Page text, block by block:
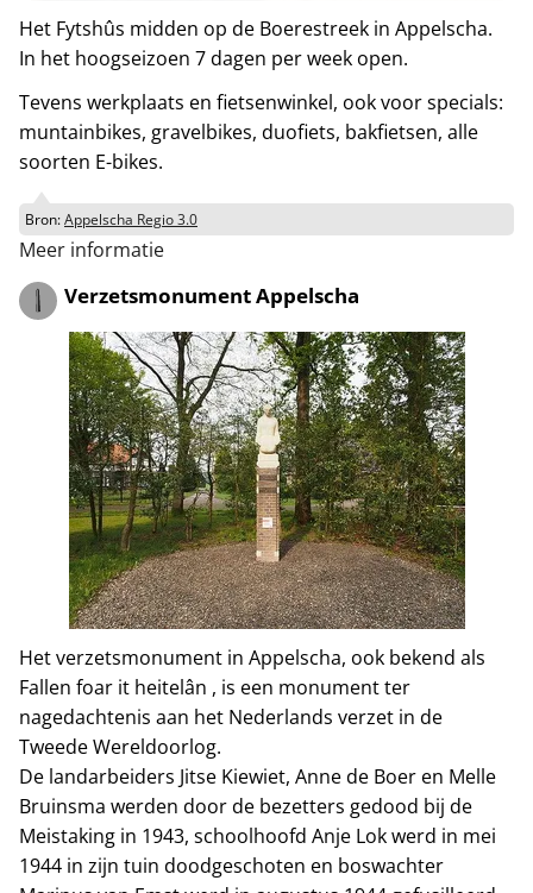
Het Fytshûs midden op de Boerestreek in Appelscha.
In het hoogseizoen 7 dagen per week open.
Tevens werkplaats en fietsenwinkel, ook voor specials:
muntainbikes, gravelbikes, duofiets, bakfietsen, alle
soorten E-bikes.
Bron:Appelscha Regio 3.0
Meer informatie
Verzetsmonument Appelscha
Het verzetsmonument in Appelscha, ook bekend als
Fallen foar it heitelân , is een monument ter
nagedachtenis aan het Nederlands verzet in de
Tweede Wereldoorlog.
De landarbeiders Jitse Kiewiet, Anne de Boer en Melle
Bruinsma werden door de bezetters gedood bij de
Meistaking in 1943, schoolhoofd Anje Lok werd in mei
1944 in zijn tuin doodgeschoten en boswachter